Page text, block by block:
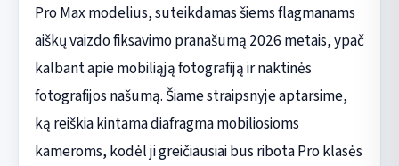
Pro Max modelius, suteikdamas šiems flagmanams
aiškų vaizdo fiksavimo pranašumą 2026 metais, ypač
kalbant apie mobiliąją fotografiją ir naktinės
fotografijos našumą. Šiame straipsnyje aptarsime,
ką reiškia kintama diafragma mobiliosioms
kameroms, kodėl ji greičiausiai bus ribota Pro klasės